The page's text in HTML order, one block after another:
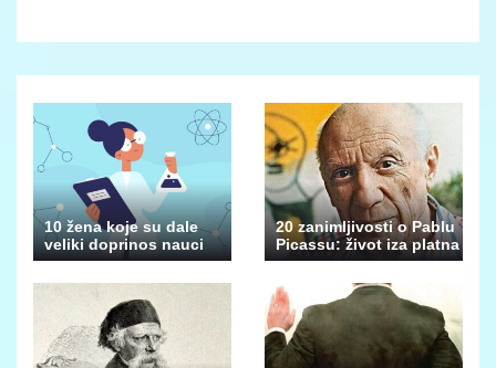
10 žena koje su dale
veliki doprinos nauci
20 zanimljivosti o Pablu
Picassu: život iza platna